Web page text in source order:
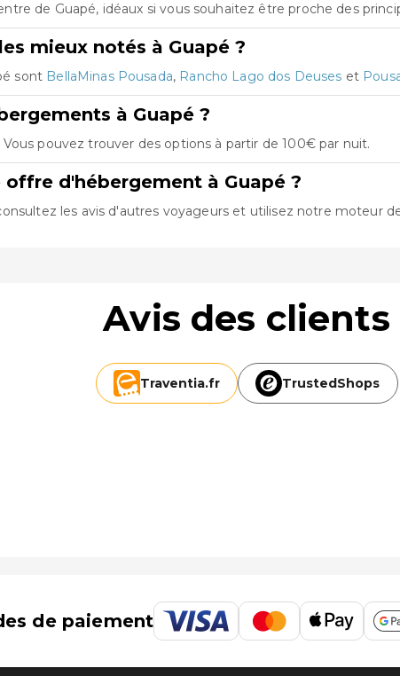
de Guapé, idéaux si vous souhaitez être proche des
mieux notés à Guapé ?
sont BellaMinas Pousada, Rancho Lago dos Deuses et
à Guapé ?
pouvez trouver des options à partir de 100€ par nuit.
d'hébergement à Guapé ?
les avis d'autres voyageurs et utilisez notre moteur
Avis des clients
Traventia.fr TrustedShops
de paiement